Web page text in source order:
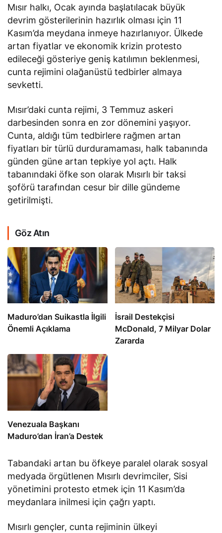
Mısır halkı, Ocak ayında başlatılacak büyük
devrim gösterilerinin hazırlık olması için 11
Kasım’da meydana inmeye hazırlanıyor. Ülkede
artan fiyatlar ve ekonomik krizin protesto
edileceği gösteriye geniş katılımın beklenmesi,
cunta rejimini olağanüstü tedbirler almaya
sevketti.
Mısır’daki cunta rejimi, 3 Temmuz askeri
darbesinden sonra en zor dönemini yaşıyor.
Cunta, aldığı tüm tedbirlere rağmen artan
fiyatları bir türlü durduramaması, halk tabanında
günden güne artan tepkiye yol açtı. Halk
tabanındaki öfke son olarak Mısırlı bir taksi
şoförü tarafından cesur bir dille gündeme
getirilmişti.
Göz Atın
​​​​​​​Maduro’dan Suikastla İlgili
Önemli Açıklama
İsrail Destekçisi
McDonald, 7 Milyar Dolar
Zararda
Venezuala Başkanı
Maduro’dan İran’a Destek
Tabandaki artan bu öfkeye paralel olarak sosyal
medyada örgütlenen Mısırlı devrimciler, Sisi
yönetimini protesto etmek için 11 Kasım’da
meydanlara inilmesi için çağrı yaptı.
Mısırlı gençler, cunta rejiminin ülkeyi